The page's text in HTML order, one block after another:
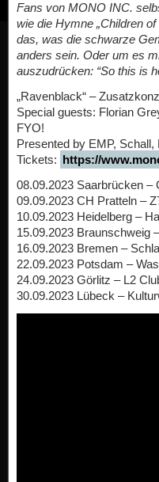
Fans von MONO INC.
wie die Hymne „Children
das, was die schwarze
anders sein. Oder um es
auszudrücken: “So this is
„Ravenblack“ –
Special guests: Florian
FYO!
Presented by EMP,
Tickets: https://
08.09.2023 Saarbrücken –
09.09.2023 CH Pratteln –
10.09.2023 Heidelberg –
15.09.2023 Braunschweig
16.09.2023 Bremen –
22.09.2023 Potsdam –
24.09.2023 Görlitz – L2
30.09.2023 Lübeck –